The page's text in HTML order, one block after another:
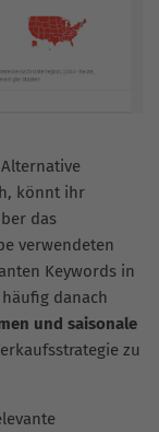
könnt ihr
das
verwendeten
Keywords in
danach
und saisonale
zu